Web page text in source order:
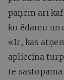
paņem arī
ko ēdamu un
«Ir, kas
apliecina
te